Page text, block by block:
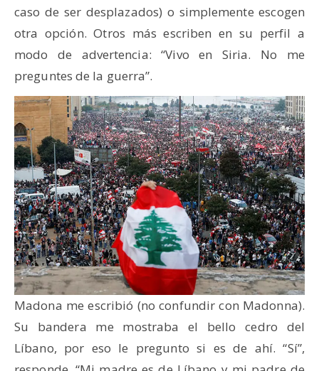
caso de ser desplazados) o simplemente escogen
otra opción. Otros más escriben en su perfil a
modo de advertencia: “Vivo en Siria. No me
preguntes de la guerra”.
Madona me escribió (no confundir con Madonna).
Su bandera me mostraba el bello cedro del
Líbano, por eso le pregunto si es de ahí. “Sí”,